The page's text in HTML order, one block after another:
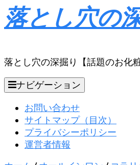
落とし穴の
落とし穴の深掘り【話題のお化
ナビゲーション
お問い合わせ
サイトマップ（目次）
プライバシーポリシー
運営者情報